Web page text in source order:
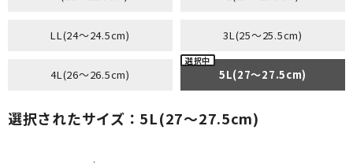
LL(24～24.5cm) 3L(25～25.5cm)
4L(26～26.5cm) 5L(27～27.5cm)
選択されたサイズ：5L(27～27.5cm)